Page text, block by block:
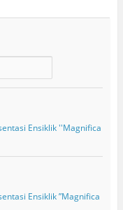
Ensiklik ''Magnifica
Ensiklik ”Magnifica